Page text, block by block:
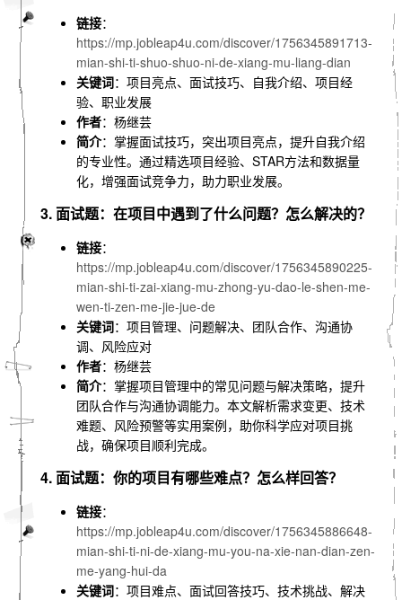
链接：
https://mp.jobleap4u.com/discover/1756345891713-
mian-shi-ti-shuo-shuo-ni-de-xiang-mu-liang-dian
关键词：项目亮点、面试技巧、自我介绍、项目经
验、职业发展
作者：杨继芸
简介：掌握面试技巧，突出项目亮点，提升自我介绍
的专业性。通过精选项目经验、STAR方法和数据量
化，增强面试竞争力，助力职业发展。
3. 面试题：在项目中遇到了什么问题？怎么解决的？
链接：
https://mp.jobleap4u.com/discover/1756345890225-
mian-shi-ti-zai-xiang-mu-zhong-yu-dao-le-shen-me-
wen-ti-zen-me-jie-jue-de
关键词：项目管理、问题解决、团队合作、沟通协
调、风险应对
作者：杨继芸
简介：掌握项目管理中的常见问题与解决策略，提升
团队合作与沟通协调能力。本文解析需求变更、技术
难题、风险预警等实用案例，助你科学应对项目挑
战，确保项目顺利完成。
4. 面试题：你的项目有哪些难点？怎么样回答？
链接：
https://mp.jobleap4u.com/discover/1756345886648-
mian-shi-ti-ni-de-xiang-mu-you-na-xie-nan-dian-zen-
me-yang-hui-da
关键词：项目难点、面试回答技巧、技术挑战、解决